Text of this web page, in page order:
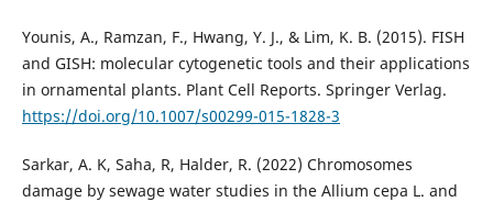
Younis, A., Ramzan, F., Hwang, Y. J., & Lim, K. B. (2015). FISH
and GISH: molecular cytogenetic tools and their applications
in ornamental plants. Plant Cell Reports. Springer Verlag.
https://doi.org/10.1007/s00299-015-1828-3
Sarkar, A. K, Saha, R, Halder, R. (2022) Chromosomes
damage by sewage water studies in the Allium cepa L. and